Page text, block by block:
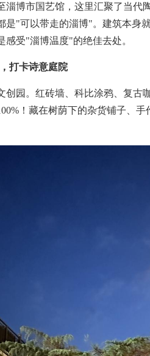
博市国艺馆，这里汇聚了当代
是"可以带走的淄博"。建筑本身
感受"淄博温度"的绝佳去处。
打卡诗意庭院
园。红砖墙、科比涂鸦、复古
！藏在树荫下的杂货铺子、